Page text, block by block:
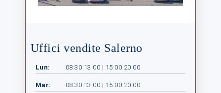
Uffici vendite Salerno
Lun: 08:30 13:00 | 15:00 20:00
Mar: 08:30 13:00 | 15:00 20:00